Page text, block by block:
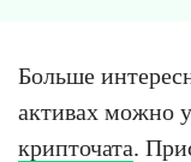
Больше
активах можно
крипточата.